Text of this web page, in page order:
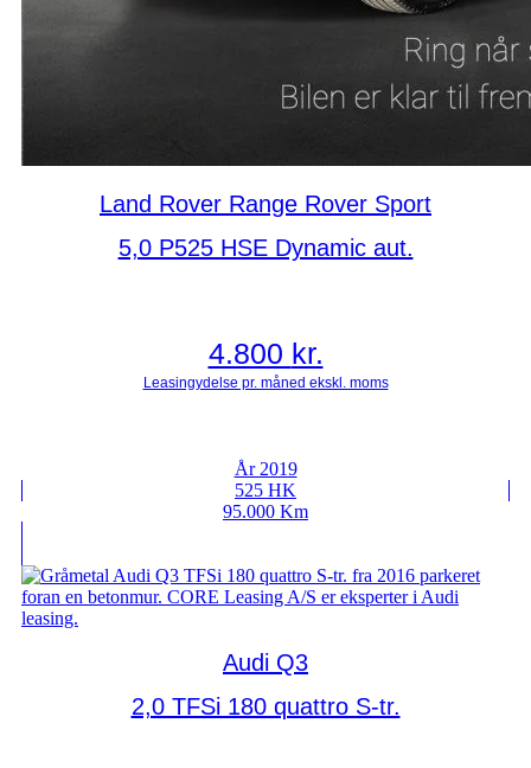
Land Rover Range Rover Sport
5,0 P525 HSE Dynamic aut.
4.800 kr.
År 2019
525 HK
95.000 Km
Audi Q3
2,0 TFSi 180 quattro S-tr.